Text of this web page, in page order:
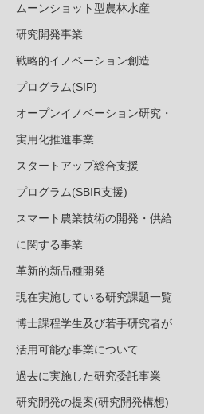
ムーンショット型農林水産
研究開発事業
戦略的イノベーション創造
プログラム(SIP)
オープンイノベーション研究・
実用化推進事業
スタートアップ総合支援
プログラム(SBIR支援)
スマート農業技術の開発・供給
に関する事業
革新的新品種開発
現在実施している研究課題一覧
博士課程学生及び若手研究者が
活用可能な事業について
過去に実施した研究委託事業
研究開発の提案(研究開発構想)